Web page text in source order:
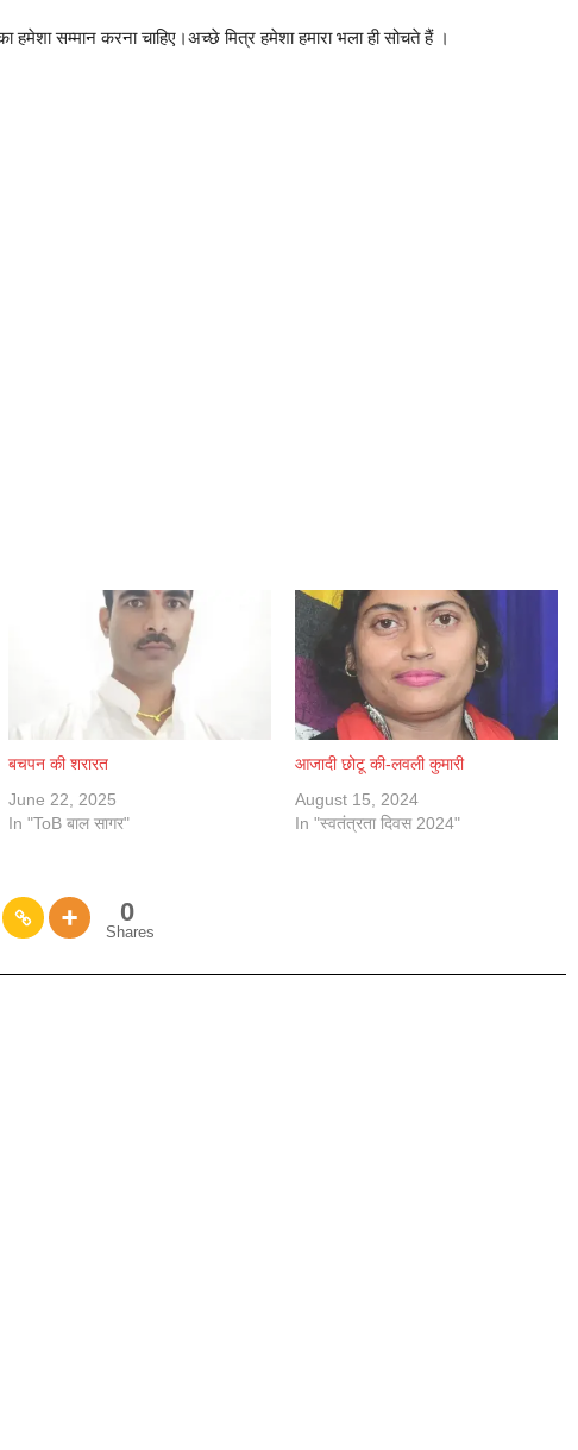
हमेशा सम्मान करना चाहिए।अच्छे मित्र हमेशा हमारा भला ही सोचते हैं ।
बचपन की शरारत
June 22, 2025
In "ToB बाल सागर"
आजादी छोटू की-लवली कुमारी
August 15, 2024
In "स्वतंत्रता दिवस 2024"
0
Shares